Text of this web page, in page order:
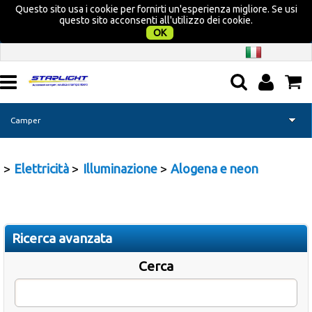
Questo sito usa i cookie per fornirti un'esperienza migliore. Se usi
questo sito acconsenti all'utilizzo dei cookie.
OK
Camper
Campeggio
Elettricità Illuminazione Alogena e neon
Ricerca avanzata
Cerca